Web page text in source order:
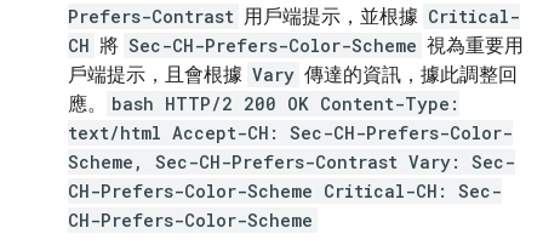
Prefers-Contrast 用戶端提示，並根據 Critical-
CH 將 Sec-CH-Prefers-Color-Scheme 視為重要用
戶端提示，且會根據 Vary 傳達的資訊，據此調整回
應。
bash HTTP/2 200 OK Content-Type:
text/html Accept-CH: Sec-CH-Prefers-Color-
Scheme, Sec-CH-Prefers-Contrast Vary: Sec-
CH-Prefers-Color-Scheme Critical-CH: Sec-
CH-Prefers-Color-Scheme